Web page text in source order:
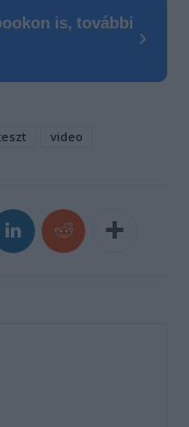
is, további
›
video